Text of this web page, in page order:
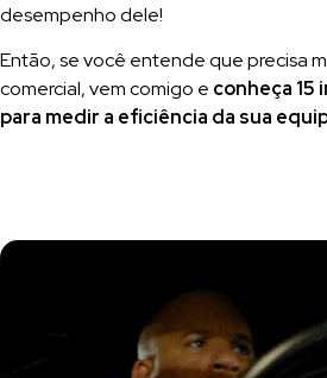
desempenho dele!
Então, se você entende que precisa
comercial, vem comigo e conheça 15
para medir a eficiência da sua